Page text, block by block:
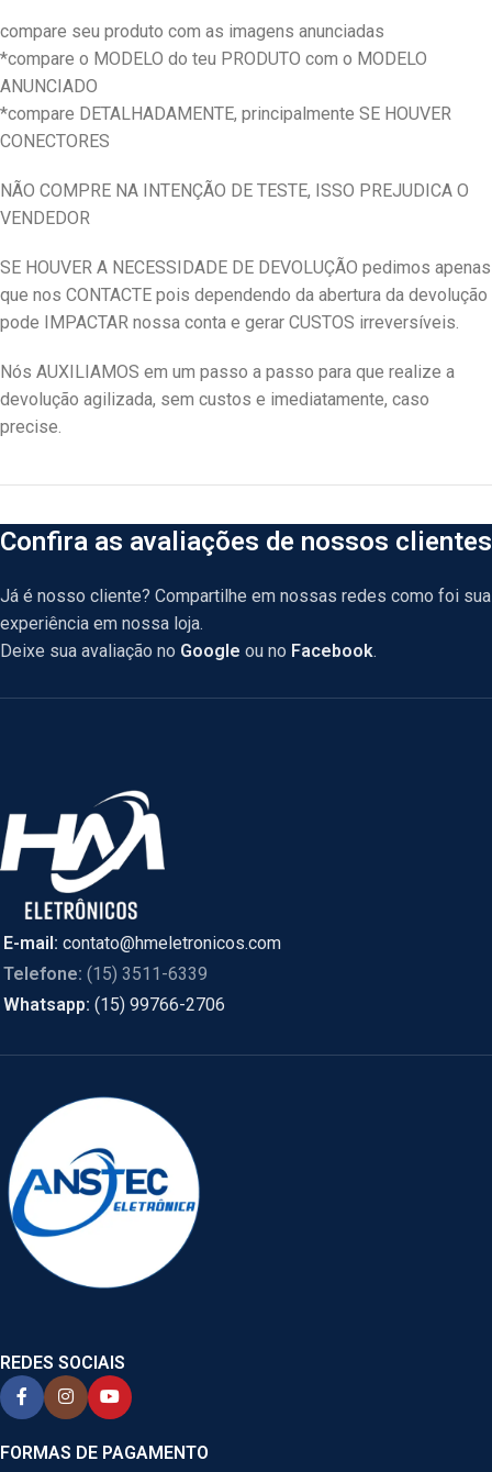
compare seu produto com as imagens anunciadas
*compare o MODELO do teu PRODUTO com o MODELO
ANUNCIADO
*compare DETALHADAMENTE, principalmente SE HOUVER
CONECTORES
NÃO COMPRE NA INTENÇÃO DE TESTE, ISSO PREJUDICA O
VENDEDOR
SE HOUVER A NECESSIDADE DE DEVOLUÇÃO pedimos apenas
que nos CONTACTE pois dependendo da abertura da devolução
pode IMPACTAR nossa conta e gerar CUSTOS irreversíveis.
Nós AUXILIAMOS em um passo a passo para que realize a
devolução agilizada, sem custos e imediatamente, caso
precise.
Confira as avaliações de nossos clientes
Já é nosso cliente? Compartilhe em nossas redes como foi sua
experiência em nossa loja.
Deixe sua avaliação no Google ou no Facebook.
E-mail: contato@hmeletronicos.com
Telefone: (15) 3511-6339
Whatsapp: (15) 99766-2706
REDES SOCIAIS
FORMAS DE PAGAMENTO